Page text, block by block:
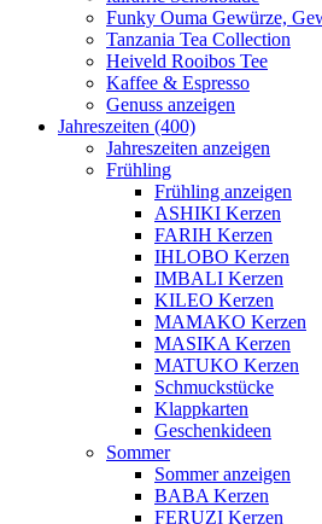
Funky Ouma Gewürze,
Tanzania Tea Collection
Heiveld Rooibos Tee
Kaffee & Espresso
Genuss anzeigen
Jahreszeiten (400)
Jahreszeiten anzeigen
Frühling
Frühling anzeigen
ASHIKI Kerzen
FARIH Kerzen
IHLOBO Kerzen
IMBALI Kerzen
KILEO Kerzen
MAMAKO Kerzen
MASIKA Kerzen
MATUKO Kerzen
Schmuckstücke
Klappkarten
Geschenkideen
Sommer
Sommer anzeigen
BABA Kerzen
FERUZI Kerzen